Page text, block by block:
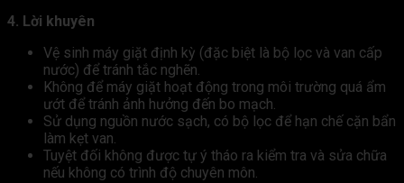
4. Lời khuyên
Vệ sinh máy giặt định kỳ (đặc biệt là bộ lọc và van cấp
nước) để tránh tắc nghẽn.
Không để máy giặt hoạt động trong môi trường quá ẩm
ướt để tránh ảnh hưởng đến bo mạch.
Sử dụng nguồn nước sạch, có bộ lọc để hạn chế cặn bẩn
làm kẹt van.
Tuyệt đối không được tự ý tháo ra kiểm tra và sửa chữa
nếu không có trình độ chuyên môn.